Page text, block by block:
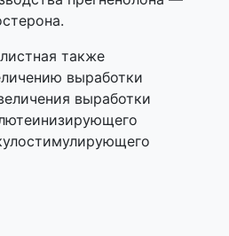
также
выработки
выработки